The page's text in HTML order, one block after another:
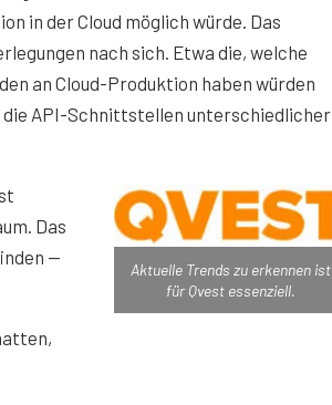
in der Cloud möglich würde. Das
nach sich. Etwa die, welche
an Cloud-Produktion haben würden
die API-Schnittstellen unterschiedlicher
Aktuelle Trends zu erkennen ist
für Qvest essenziell.
Das
—